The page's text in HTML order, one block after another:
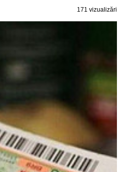
171 vizualizări